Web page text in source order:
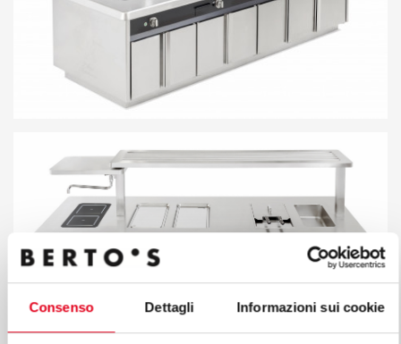
Consenso Dettagli Informazioni sui cookie